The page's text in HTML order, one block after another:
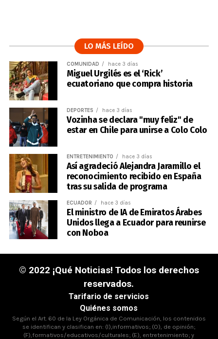
LO MÁS LEÍDO
COMUNIDAD hace 3 días
Miguel Urgilés es el ‘Rick’
ecuatoriano que compra historia
DEPORTES hace 3 días
Vozinha se declara "muy feliz" de
estar en Chile para unirse a Colo Colo
ENTRETENIMIENTO hace 3 días
Así agradeció Alejandra Jaramillo el
reconocimiento recibido en España
tras su salida de programa
ECUADOR hace 3 días
El ministro de IA de Emiratos Árabes
Unidos llega a Ecuador para reunirse
con Noboa
© 2022 ¡Qué Noticias! Todos los derechos
reservados.
Tarifario de servicios
Quiénes somos
Según el Art. 60 de la Ley Orgánica de Comunicación, los contenidos
se identifican y clasifican en: (I),informativos; (O), de opinión;
(F),formativos/educativos/culturales; (E), entretenimiento; y